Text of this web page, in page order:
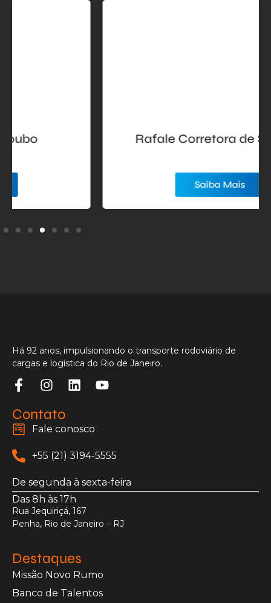
Rafale Corretora de Seguros
Há 92 anos, impulsionando o transporte rodoviário de
cargas e logística do Rio de Janeiro.
Contato
Fale conosco
+55 (21) 3194-5555
De segunda à sexta-feira
Das 8h às 17h
Rua Jequiriçá, 167
Penha, Rio de Janeiro – RJ
Destaques
Missão Novo Rumo
Banco de Talentos